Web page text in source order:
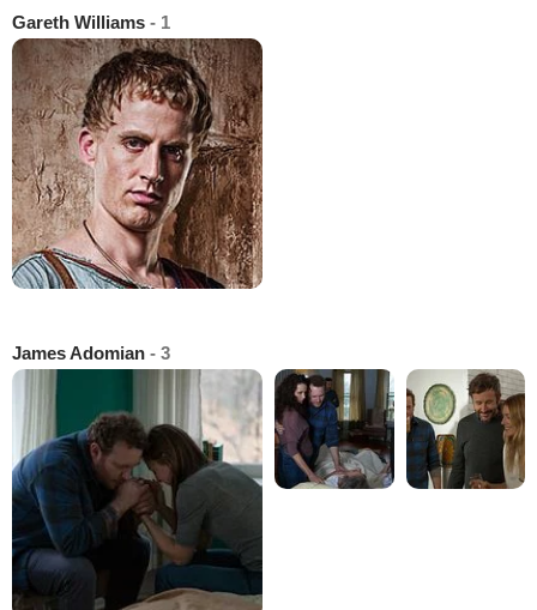
Gareth Williams - 1
James Adomian - 3